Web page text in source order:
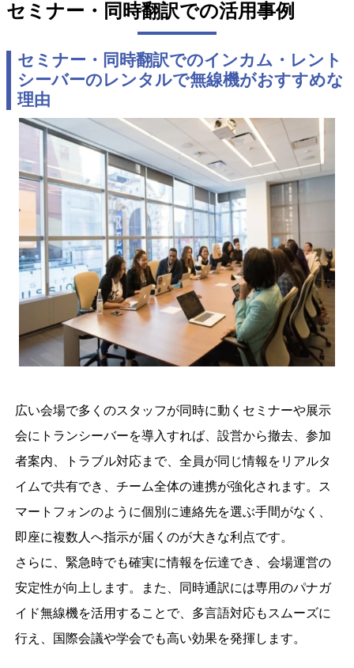
セミナー・同時翻訳での活用事例
セミナー・同時翻訳でのインカム・レント
シーバーのレンタルで無線機がおすすめな
理由
広い会場で多くのスタッフが同時に動くセミナーや展示
会にトランシーバーを導入すれば、設営から撤去、参加
者案内、トラブル対応まで、全員が同じ情報をリアルタ
イムで共有でき、チーム全体の連携が強化されます。ス
マートフォンのように個別に連絡先を選ぶ手間がなく、
即座に複数人へ指示が届くのが大きな利点です。
さらに、緊急時でも確実に情報を伝達でき、会場運営の
安定性が向上します。また、同時通訳には専用のパナガ
イド無線機を活用することで、多言語対応もスムーズに
行え、国際会議や学会でも高い効果を発揮します。